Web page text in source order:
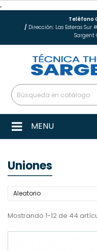
Teléfono
/Dirección: Las Esteras
Sargent
MENU
Uniones
Aleatorio
Mostrando 1-12 de 44